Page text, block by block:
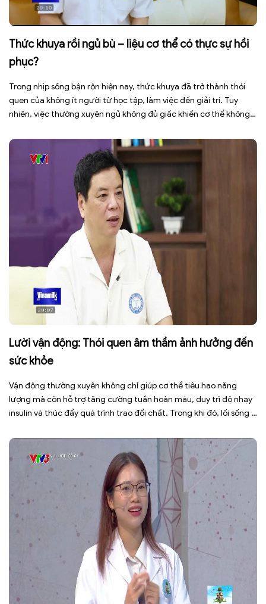
Thức khuya rồi ngủ bù – liệu cơ thể có thực sự hồi
phục?
Trong nhịp sống bận rộn hiện nay, thức khuya đã trở thành thói
quen của không ít người từ học tập, làm việc đến giải trí. Tuy
nhiên, việc thường xuyên ngủ không đủ giấc khiến cơ thể không
trung, […]
Lười vận động: Thói quen âm thầm ảnh hưởng đến
sức khỏe
Vận động thường xuyên không chỉ giúp cơ thể tiêu hao năng
lượng mà còn hỗ trợ tăng cường tuần hoàn máu, duy trì độ nhạy
insulin và thúc đẩy quá trình trao đổi chất. Trong khi đó, lối sống ít
[…]